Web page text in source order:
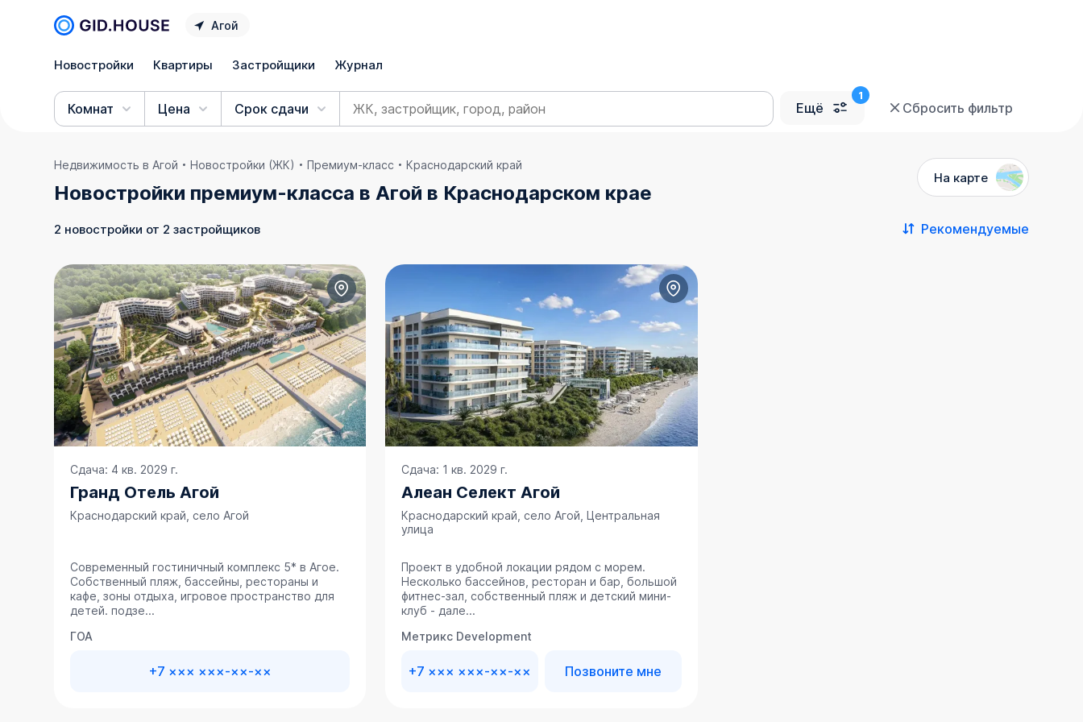
Агой
Новостройки Квартиры Застройщики Журнал
Комнат Цена Срок сдачи Ещё Сбросить фильтр
Недвижимость в Агой Новостройки (ЖК) Премиум-класс Краснодарский край
Новостройки премиум-класса в Агой в Краснодарском крае
На карте
2 новостройки от 2 застройщиков Рекомендуемые
Сдача: 4 кв. 2029 г.
Гранд Отель Агой
Краснодарский край, село Агой
Современный гостиничный комплекс 5* в Агое.
Собственный пляж, бассейны, рестораны и
кафе, зоны отдыха, игровое пространство для
детей. подзе...
ГОА
+7 ××× ×××-××-××
Сдача: 1 кв. 2029 г.
Алеан Селект Агой
Краснодарский край, село Агой, Центральная
улица
Проект в удобной локации рядом с морем.
Несколько бассейнов, ресторан и бар, большой
фитнес-зал, собственный пляж и детский мини-
клуб - дале...
Метрикс Development
+7 ××× ×××-××-×× Позвоните мне